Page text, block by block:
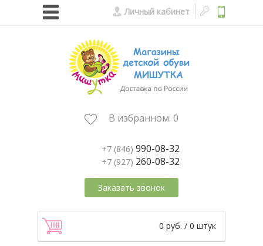
Личный кабинет
В избранном: 0
+7 (846) 990-08-32
+7 (927) 260-08-32
Заказать звонок
0 руб. / 0 штук